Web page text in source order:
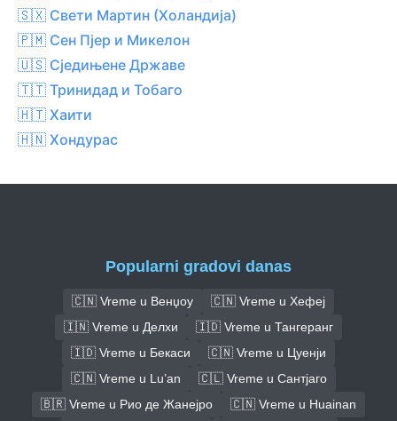
🇸🇽 Свети Мартин (Холандија)
🇵🇲 Сен Пјер и Микелон
🇺🇸 Сједињене Државе
🇹🇹 Тринидад и Тобаго
🇭🇹 Хаити
🇭🇳 Хондурас
Popularni gradovi danas
🇨🇳 Vreme u Венџоу
🇨🇳 Vreme u Хефеј
🇮🇳 Vreme u Делхи
🇮🇩 Vreme u Тангеранг
🇮🇩 Vreme u Бекаси
🇨🇳 Vreme u Цуенји
🇨🇳 Vreme u Lu’an
🇨🇱 Vreme u Сантјаго
🇧🇷 Vreme u Рио де Жанејро
🇨🇳 Vreme u Huainan